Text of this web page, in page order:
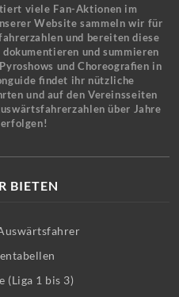
viele Fan-Aktionen im
Website sammeln wir für
und bereiten diese
und summieren
und Choreografien in
findet ihr nützliche
und auf den Vereinsseiten
über Jahre
BIETEN
(Liga 1 bis 3)